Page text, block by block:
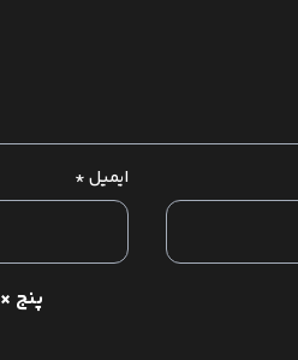
ایمیل*
پنج × 5 =